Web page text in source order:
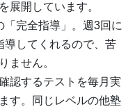
展開しています。
完全指導」。週3回に
導してくれるので、苦
ません。
認するテストを毎月実
す。同じレベルの他塾